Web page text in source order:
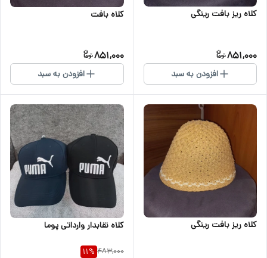
کلاه ریز بافت رینگی
851,000
افزودن به سبد
کلاه بافت
851,000
افزودن به سبد
کلاه ریز بافت رینگی کلاه نقابدار وارداتی پوما
483,000
11%